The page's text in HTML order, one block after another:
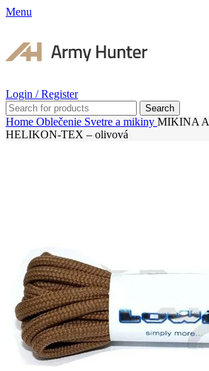
Menu
Login / Register
Search
Home Oblečenie Svetre a mikiny MIKINA
HELIKON-TEX – olivová